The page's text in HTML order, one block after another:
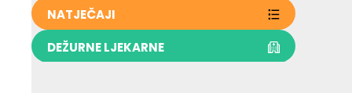
NATJEČAJI
DEŽURNE LJEKARNE